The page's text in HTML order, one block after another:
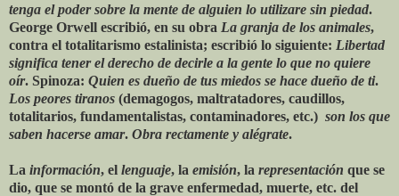
tenga el poder sobre la mente de alguien lo utilizare sin piedad.
George Orwell escribió, en su obra La granja de los animales,
contra el totalitarismo estalinista; escribió lo siguiente: Libertad
significa tener el derecho de decirle a la gente lo que no quiere
oír. Spinoza: Quien es dueño de tus miedos se hace dueño de ti.
Los peores tiranos (demagogos, maltratadores, caudillos,
totalitarios, fundamentalistas, contaminadores, etc.) son los que
saben hacerse amar. Obra rectamente y alégrate.
La información, el lenguaje, la emisión, la representación que se
dio, que se montó de la grave enfermedad, muerte, etc. del